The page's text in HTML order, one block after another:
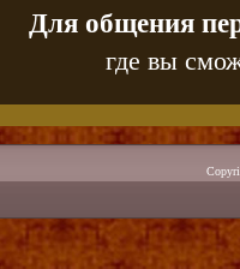
Для общения
где вы